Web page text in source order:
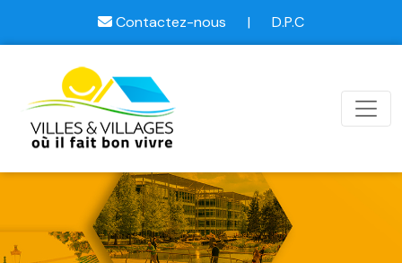
Contactez-nous | D.P.C